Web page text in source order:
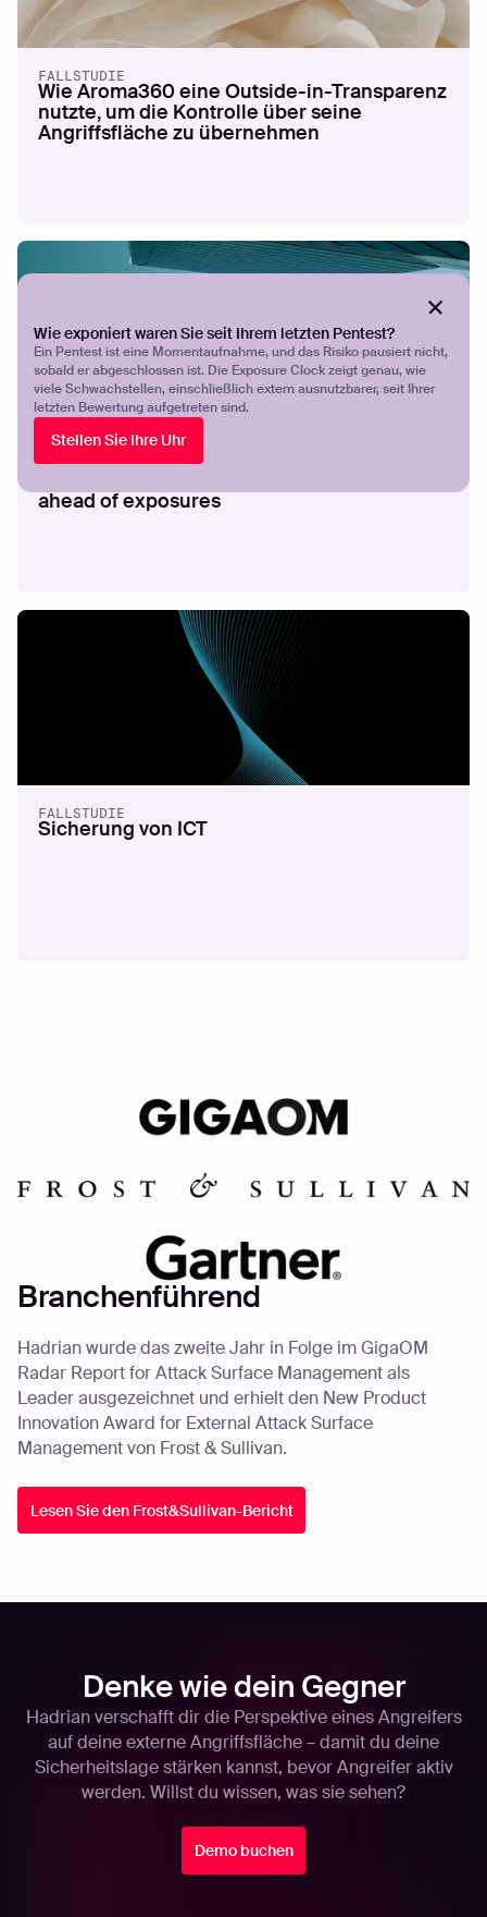
Wie exponiert waren Sie seit Ihrem letzten Pentest?
Ein Pentest ist eine Momentaufnahme, und das Risiko pausiert nicht,
sobald er abgeschlossen ist. Die Exposure Clock zeigt genau, wie
viele Schwachstellen, einschließlich extern ausnutzbarer, seit Ihrer
letzten Bewertung aufgetreten sind.
Stellen Sie Ihre Uhr
FALLSTUDIE
Wie Aroma360 eine Outside-in-Transparenz
nutzte, um die Kontrolle über seine
Angriffsfläche zu übernehmen
FALLSTUDIE
How Breeze Airways gives a lean security
ahead of exposures
FALLSTUDIE
Sicherung von ICT
Branchenführend
Hadrian wurde das zweite Jahr in Folge im GigaOM
Radar Report for Attack Surface Management als
Leader ausgezeichnet und erhielt den New Product
Innovation Award for External Attack Surface
Management von Frost & Sullivan.
Lesen Sie den Frost&Sullivan-Bericht
Denke wie dein Gegner
Hadrian verschafft dir die Perspektive eines Angreifers
auf deine externe Angriffsfläche – damit du deine
Sicherheitslage stärken kannst, bevor Angreifer aktiv
werden. Willst du wissen, was sie sehen?
Demo buchen